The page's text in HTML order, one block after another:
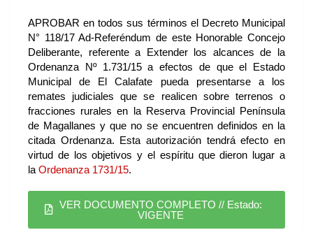
APROBAR en todos sus términos el Decreto Municipal
N° 118/17 Ad-Referéndum de este Honorable Concejo
Deliberante, referente a Extender los alcances de la
Ordenanza Nº 1.731/15 a efectos de que el Estado
Municipal de El Calafate pueda presentarse a los
remates judiciales que se realicen sobre terrenos o
fracciones rurales en la Reserva Provincial Península
de Magallanes y que no se encuentren definidos en la
citada Ordenanza. Esta autorización tendrá efecto en
virtud de los objetivos y el espíritu que dieron lugar a
la Ordenanza 1731/15.
VER DOCUMENTO COMPLETO // Estado:
VIGENTE